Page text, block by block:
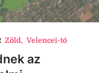
Zöld, Velencei-tó
az